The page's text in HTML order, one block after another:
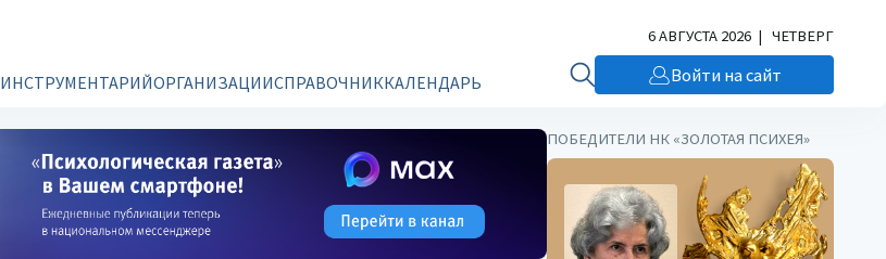
ИНСТРУМЕНТАРИЙОРГАНИЗАЦИИСПРАВОЧНИККАЛЕНДАРЬ
6 АВГУСТА 2026 | ЧЕТВЕРГ
Войти на сайт
ПОБЕДИТЕЛИ НК «ЗОЛОТАЯ ПСИХЕЯ»